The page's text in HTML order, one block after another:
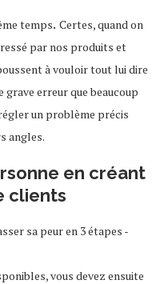
temps. Certes, quand on
par nos produits et
à vouloir tout lui dire
grave erreur que beaucoup
un problème précis
angles.
en créant
clients
vous devez ensuite